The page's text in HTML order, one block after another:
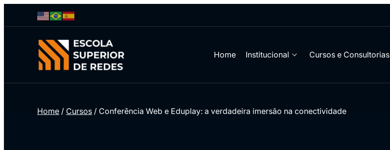
Home Institucional Cursos e Consultorias
Home / Cursos / Conferência Web e Eduplay: a verdadeira imersão na conectividade